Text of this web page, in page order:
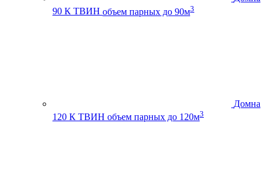
90 К ТВИН объем парных до 90м3
Домна
120 К ТВИН объем парных до 120м3